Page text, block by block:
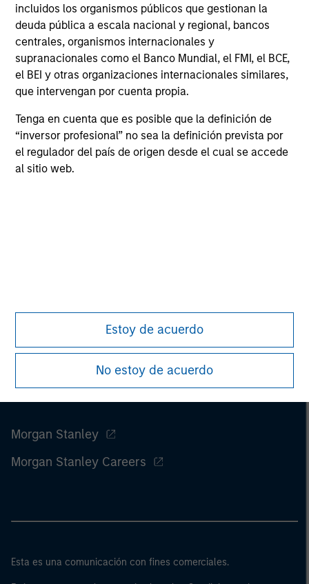
incluidos los organismos públicos que gestionan la
deuda pública a escala nacional y regional, bancos
centrales, organismos internacionales y
supranacionales como el Banco Mundial, el FMI, el BCE,
el BEI y otras organizaciones internacionales similares,
que intervengan por cuenta propia.
Tenga en cuenta que es posible que la definición de
“inversor profesional” no sea la definición prevista por
el regulador del país de origen desde el cual se accede
al sitio web.
Estoy de acuerdo
No estoy de acuerdo
May not represent all Team Members.
The information on this page is for informational
purposes only. The information contained herein does
not constitute and should not be construed as an
solicitation of an offer to buy any securities in any
jurisdiction in which such offer or solicitation,
purchase or sale would be unlawful under the
securities, insurance or other laws of such jurisdiction.
Morgan Stanley
Morgan Stanley Careers
Esta es una comunicación con fines comerciales.